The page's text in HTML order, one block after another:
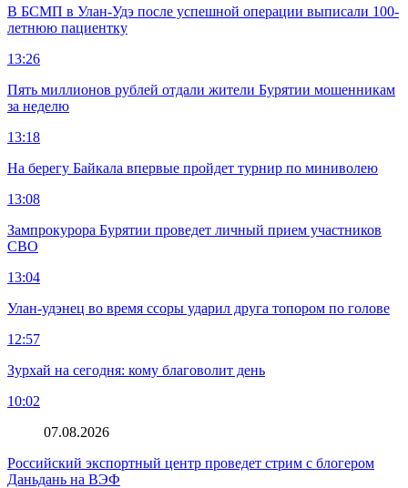
В БСМП в Улан-Удэ после успешной операции выписали 100-
летнюю пациентку
13:26
Пять миллионов рублей отдали жители Бурятии мошенникам
за неделю
13:18
На берегу Байкала впервые пройдет турнир по миниволею
13:08
Зампрокурора Бурятии проведет личный прием участников
СВО
13:04
Улан-удэнец во время ссоры ударил друга топором по голове
12:57
Зурхай на сегодня: кому благоволит день
10:02
07.08.2026
Российский экспортный центр проведет стрим с блогером
Даньдань на ВЭФ